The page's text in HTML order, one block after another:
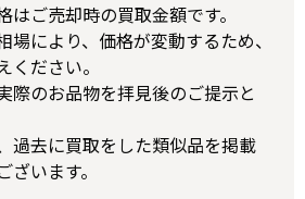
はご売却時の買取金額です。
場により、価格が変動するため、
ください。
際のお品物を拝見後のご提示と
過去に買取をした類似品を掲載
ざいます。